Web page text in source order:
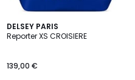
DELSEY PARIS
Reporter XS CROISIERE
139,00 €